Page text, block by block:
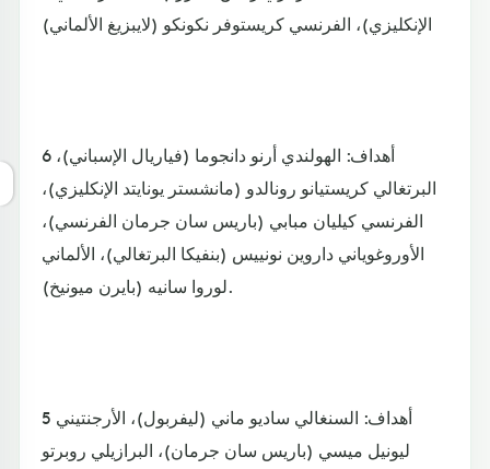
الإنكليزي)، الفرنسي كريستوفر نكونكو (لايبزيغ الألماني)
6 أهداف: الهولندي أرنو دانجوما (فياريال الإسباني)،
البرتغالي كريستيانو رونالدو (مانشستر يونايتد الإنكليزي)،
الفرنسي كيليان مبابي (باريس سان جرمان الفرنسي)،
الأوروغوياني داروين نونييس (بنفيكا البرتغالي)، الألماني
لوروا سانيه (بايرن ميونيخ).
5 أهداف: السنغالي ساديو ماني (ليفربول)، الأرجنتيني
ليونيل ميسي (باريس سان جرمان)، البرازيلي روبرتو